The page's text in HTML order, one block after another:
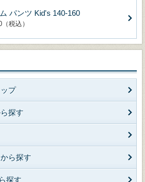
パンツ Kid's 140-160
税込）
プ
探す
ら探す
探す